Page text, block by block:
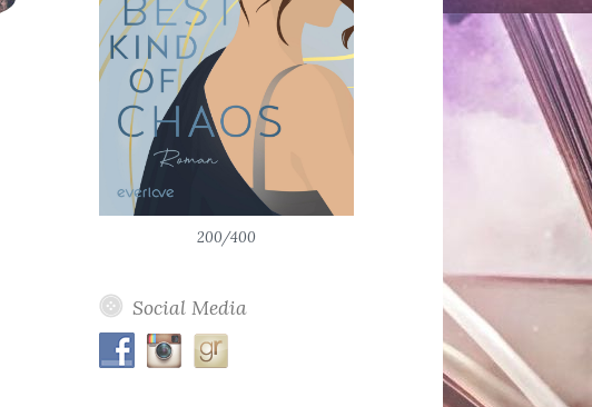
200/400
Social Media